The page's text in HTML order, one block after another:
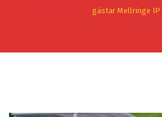
gästar Mellringe IP